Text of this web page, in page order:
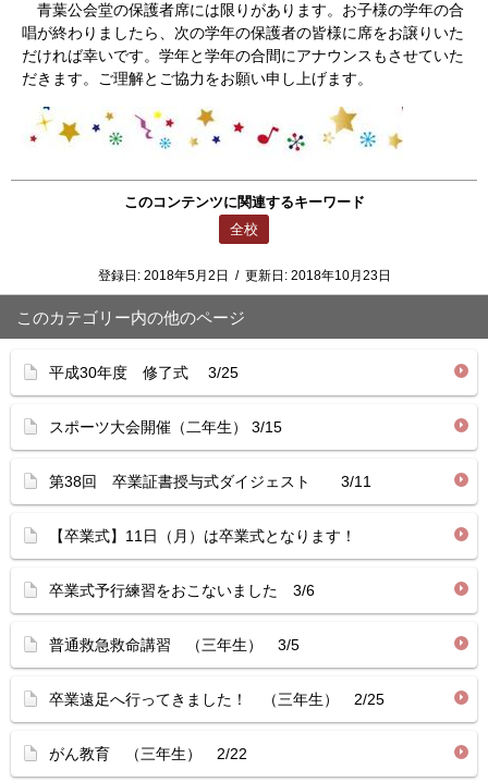
青葉公会堂の保護者席には限りがあります。お子様の学年の合
唱が終わりましたら、次の学年の保護者の皆様に席をお譲りいた
だければ幸いです。学年と学年の合間にアナウンスもさせていた
だきます。ご理解とご協力をお願い申し上げます。
このコンテンツに関連するキーワード
全校
登録日: 2018年5月2日 / 更新日: 2018年10月23日
このカテゴリー内の他のページ
平成30年度 修了式 3/25
スポーツ大会開催（二年生） 3/15
第38回 卒業証書授与式ダイジェスト 3/11
【卒業式】11日（月）は卒業式となります！
卒業式予行練習をおこないました 3/6
普通救急救命講習 （三年生） 3/5
卒業遠足へ行ってきました！ （三年生） 2/25
がん教育 （三年生） 2/22